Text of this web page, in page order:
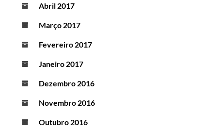
Abril 2017
Março 2017
Fevereiro 2017
Janeiro 2017
Dezembro 2016
Novembro 2016
Outubro 2016